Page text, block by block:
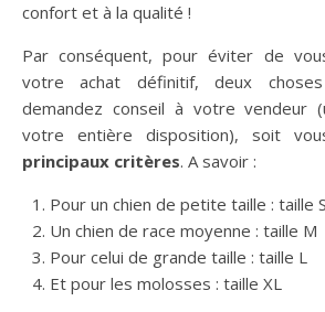
confort et à la qualité !
Par conséquent, pour éviter de
votre achat définitif, deux
demandez conseil à votre vendeur
votre entière disposition), soit
principaux critères. A savoir :
Pour un chien de petite taille : taille S
Un chien de race moyenne : taille M
Pour celui de grande taille : taille L
Et pour les molosses : taille XL